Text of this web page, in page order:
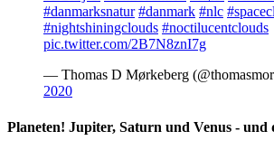
#danmarksnatur #danmark #nlc
#nightshiningclouds #noctilucentclouds
pic.twitter.com/2B7N8znI7g
— Thomas D Mørkeberg
2020
Planeten! Jupiter, Saturn und Venus - und